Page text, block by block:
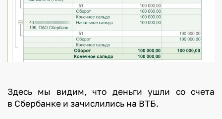
Здесь мы видим, что деньги ушли со счета
в Сбербанке и зачислились на ВТБ.